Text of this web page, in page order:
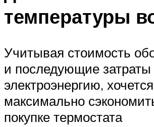
температуры
Учитывая стоимость
и последующие затраты
электроэнергию, хочется
максимально
покупке термостата